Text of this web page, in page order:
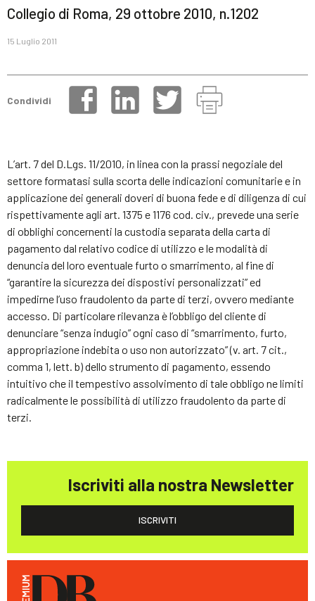
Collegio di Roma, 29 ottobre 2010, n.1202
15 Luglio 2011
Condividi
L’art. 7 del D.Lgs. 11/2010, in linea con la prassi negoziale del
settore formatasi sulla scorta delle indicazioni comunitarie e in
applicazione dei generali doveri di buona fede e di diligenza di cui
rispettivamente agli art. 1375 e 1176 cod. civ., prevede una serie
di obblighi concernenti la custodia separata della carta di
pagamento dal relativo codice di utilizzo e le modalità di
denuncia del loro eventuale furto o smarrimento, al fine di
“garantire la sicurezza dei dispostivi personalizzati” ed
impedirne l’uso fraudolento da parte di terzi, ovvero mediante
accesso. Di particolare rilevanza è l’obbligo del cliente di
denunciare “senza indugio” ogni caso di “smarrimento, furto,
appropriazione indebita o uso non autorizzato” (v. art. 7 cit.,
comma 1, lett. b) dello strumento di pagamento, essendo
intuitivo che il tempestivo assolvimento di tale obbligo ne limiti
radicalmente le possibilità di utilizzo fraudolento da parte di
terzi.
Iscriviti alla nostra Newsletter
ISCRIVITI